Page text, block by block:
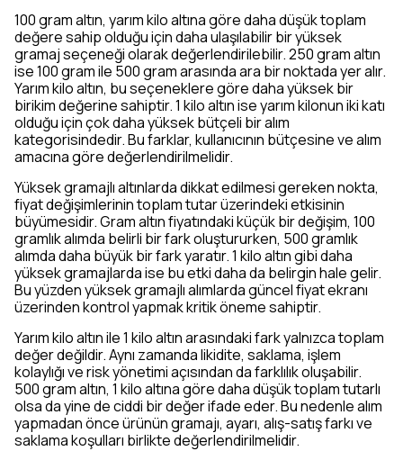
100 gram altın, yarım kilo altına göre daha düşük toplam
değere sahip olduğu için daha ulaşılabilir bir yüksek
gramaj seçeneği olarak değerlendirilebilir. 250 gram altın
ise 100 gram ile 500 gram arasında ara bir noktada yer alır.
Yarım kilo altın, bu seçeneklere göre daha yüksek bir
birikim değerine sahiptir. 1 kilo altın ise yarım kilonun iki katı
olduğu için çok daha yüksek bütçeli bir alım
kategorisindedir. Bu farklar, kullanıcının bütçesine ve alım
amacına göre değerlendirilmelidir.
Yüksek gramajlı altınlarda dikkat edilmesi gereken nokta,
fiyat değişimlerinin toplam tutar üzerindeki etkisinin
büyümesidir. Gram altın fiyatındaki küçük bir değişim, 100
gramlık alımda belirli bir fark oluştururken, 500 gramlık
alımda daha büyük bir fark yaratır. 1 kilo altın gibi daha
yüksek gramajlarda ise bu etki daha da belirgin hale gelir.
Bu yüzden yüksek gramajlı alımlarda güncel fiyat ekranı
üzerinden kontrol yapmak kritik öneme sahiptir.
Yarım kilo altın ile 1 kilo altın arasındaki fark yalnızca toplam
değer değildir. Aynı zamanda likidite, saklama, işlem
kolaylığı ve risk yönetimi açısından da farklılık oluşabilir.
500 gram altın, 1 kilo altına göre daha düşük toplam tutarlı
olsa da yine de ciddi bir değer ifade eder. Bu nedenle alım
yapmadan önce ürünün gramajı, ayarı, alış-satış farkı ve
saklama koşulları birlikte değerlendirilmelidir.